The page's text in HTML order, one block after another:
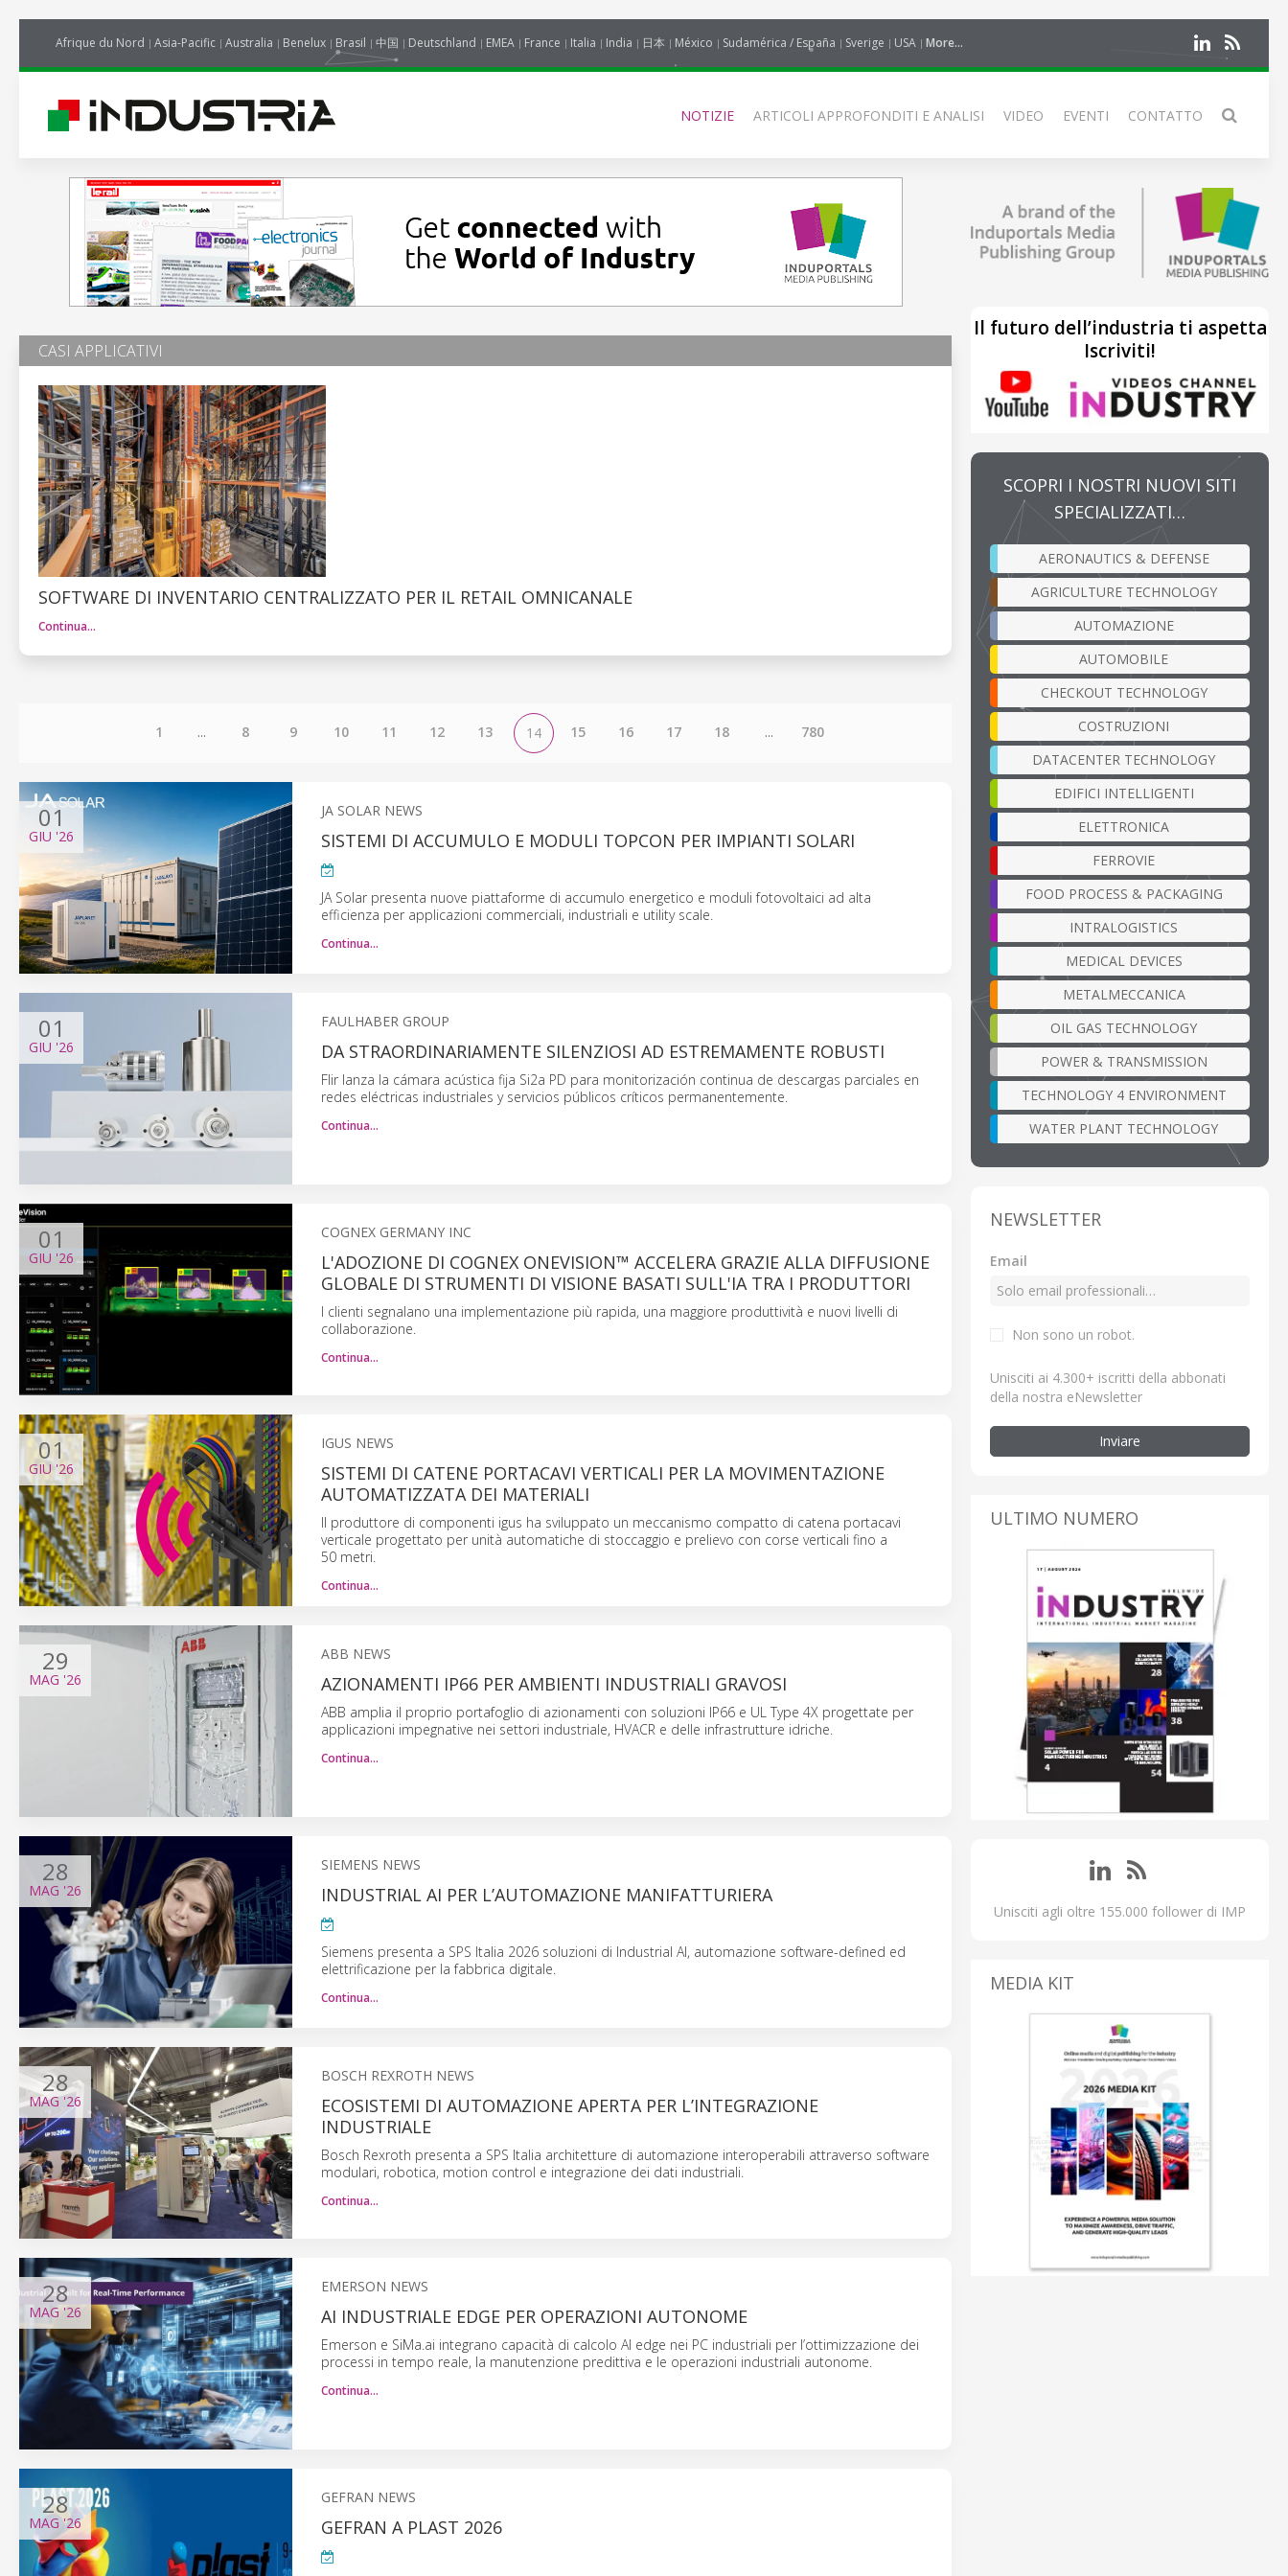
Afrique du Nord Asia-Pacific Australia Benelux Brasil 中国 Deutschland EMEA France Italia India 日本 México Sudamérica / España Sverige USA More...
NOTIZIE ARTICOLI APPROFONDITI E ANALISI VIDEO EVENTI CONTATTO
CASI APPLICATIVI
SOFTWARE DI INVENTARIO CENTRALIZZATO PER IL RETAIL OMNICANALE
Continua…
1 ... 8 9 10 11 12 13 14 15 16 17 18 ... 780
01
GIU '26
JA SOLAR NEWS
SISTEMI DI ACCUMULO E MODULI TOPCON PER IMPIANTI SOLARI
JA Solar presenta nuove piattaforme di accumulo energetico e moduli fotovoltaici ad alta
efficienza per applicazioni commerciali, industriali e utility scale.
Continua…
01
GIU '26
FAULHABER GROUP
DA STRAORDINARIAMENTE SILENZIOSI AD ESTREMAMENTE ROBUSTI
Flir lanza la cámara acústica fija Si2a PD para monitorización continua de descargas parciales en
redes eléctricas industriales y servicios públicos críticos permanentemente.
Continua…
01
GIU '26
COGNEX GERMANY INC
L'ADOZIONE DI COGNEX ONEVISION™ ACCELERA GRAZIE ALLA DIFFUSIONE
GLOBALE DI STRUMENTI DI VISIONE BASATI SULL'IA TRA I PRODUTTORI
I clienti segnalano una implementazione più rapida, una maggiore produttività e nuovi livelli di
collaborazione.
Continua…
01
GIU'26
IGUS NEWS
SISTEMI DI CATENE PORTACAVI VERTICALI PER LA MOVIMENTAZIONE
AUTOMATIZZATA DEI MATERIALI
Il produttore di componenti igus ha sviluppato un meccanismo compatto di catena portacavi
verticale progettato per unità automatiche di stoccaggio e prelievo con corse verticali fino a
50 metri.
Continua…
29
MAG '26
ABB NEWS
AZIONAMENTI IP66 PER AMBIENTI INDUSTRIALI GRAVOSI
ABB amplia il proprio portafoglio di azionamenti con soluzioni IP66 e UL Type 4X progettate per
applicazioni impegnative nei settori industriale, HVACR e delle infrastrutture idriche.
Continua…
28
MAG '26
SIEMENS NEWS
INDUSTRIAL AI PER L’AUTOMAZIONE MANIFATTURIERA
Siemens presenta a SPS Italia 2026 soluzioni di Industrial AI, automazione software-defined ed
elettrificazione per la fabbrica digitale.
Continua…
28
MAG'26
BOSCH REXROTH NEWS
ECOSISTEMI DI AUTOMAZIONE APERTA PER L’INTEGRAZIONE
INDUSTRIALE
Bosch Rexroth presenta a SPS Italia architetture di automazione interoperabili attraverso software
modulari, robotica, motion control e integrazione dei dati industriali.
Continua…
28
MAG'26
EMERSON NEWS
AI INDUSTRIALE EDGE PER OPERAZIONI AUTONOME
Emerson e SiMa.ai integrano capacità di calcolo AI edge nei PC industriali per l’ottimizzazione dei
processi in tempo reale, la manutenzione predittiva e le operazioni industriali autonome.
Continua…
28
MAG'26
GEFRAN NEWS
GEFRAN A PLAST 2026
Il futuro dell’industria ti aspetta
Iscriviti!
SCOPRI I NOSTRI NUOVI SITI
SPECIALIZZATI…
AERONAUTICS & DEFENSE
AGRICULTURE TECHNOLOGY
AUTOMAZIONE
AUTOMOBILE
CHECKOUT TECHNOLOGY
COSTRUZIONI
DATACENTER TECHNOLOGY
EDIFICI INTELLIGENTI
ELETTRONICA
FERROVIE
FOOD PROCESS & PACKAGING
INTRALOGISTICS
MEDICAL DEVICES
METALMECCANICA
OIL GAS TECHNOLOGY
POWER & TRANSMISSION
TECHNOLOGY 4 ENVIRONMENT
WATER PLANT TECHNOLOGY
NEWSLETTER
Email
Non sono un robot.
Unisciti ai 4.300+ iscritti della abbonati
della nostra eNewsletter
Inviare
ULTIMO NUMERO
Unisciti agli oltre 155.000 follower di IMP
MEDIA KIT